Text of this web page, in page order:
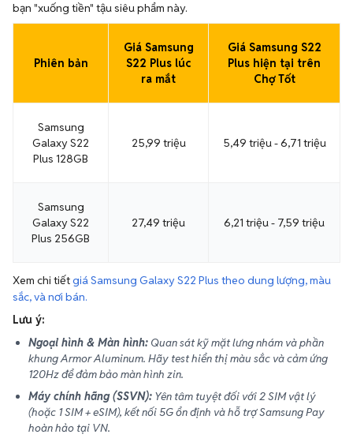
bạn "xuống tiền" tậu siêu phẩm này.
Phiên bản
Giá Samsung
S22 Plus lúc
ra mắt
Giá Samsung S22
Plus hiện tại trên
Chợ Tốt
Samsung
Galaxy S22
Plus 128GB
25,99 triệu 5,49 triệu - 6,71 triệu
Samsung
Galaxy S22
Plus 256GB
27,49 triệu 6,21 triệu - 7,59 triệu
Xem chi tiếtgiá Samsung Galaxy S22 Plus theo dung lượng, màu
sắc, và nơi bán.
Lưu ý:
Ngoại hình & Màn hình: Quan sát kỹ mặt lưng nhám và phần
khung Armor Aluminum. Hãy test hiển thị màu sắc và cảm ứng
120Hz để đảm bảo màn hình zin.
Máy chính hãng (SSVN): Yên tâm tuyệt đối với 2 SIM vật lý
(hoặc 1 SIM + eSIM), kết nối 5G ổn định và hỗ trợ Samsung Pay
hoàn hảo tại VN.